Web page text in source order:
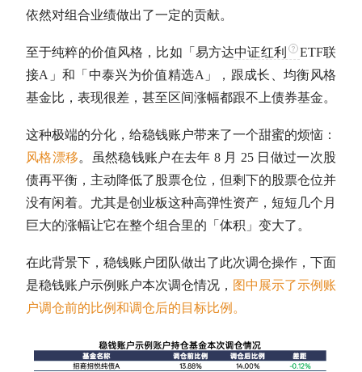
依然对组合业绩做出了一定的贡献。
至于纯粹的价值风格，比如「易方达中证红利
ETF联
接A」和「中泰兴为价值精选A」，跟成长、均衡风格
基金比，表现很差，甚至区间涨幅都跟不上债券基金。
这种极端的分化，给稳钱账户带来了一个甜蜜的烦恼：
风格漂移。虽然稳钱账户在去年 8 月 25 日做过一次股
债再平衡 ，主动降低了股票仓位 ，但剩下的股票仓位并
没有闲着。尤其是创业板这种高弹性资产，短短几个月
巨大的涨幅让它在整个组合里的「体积」变大了。
在此背景下，稳钱账户团队做出了此次调仓操作，下面
是稳钱账户示例账户本次调仓情况， 图中展示了示例账
户调仓前的比例和调仓后的目标比例。